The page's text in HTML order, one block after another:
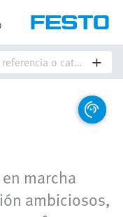
marcha
ambiciosos,